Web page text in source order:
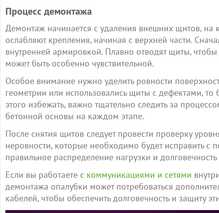
Процесс демонтажа
Демонтаж начинается с удаления внешних щитов, на
ослабляют крепления, начиная с верхней части.
внутренней армировкой. Плавно отводят щиты,
может быть особенно чувствительной.
Особое внимание нужно уделить ровности
геометрии или использовались щиты с дефектами,
этого избежать, важно тщательно следить за
бетонной основы на каждом этапе.
После снятия щитов следует провести проверку
неровности, которые необходимо будет исправить
правильное распределение нагрузки и
Если вы работаете с коммуникациями и сетями
демонтажа опалубки может потребоваться
кабелей, чтобы обеспечить долговечность и защиту